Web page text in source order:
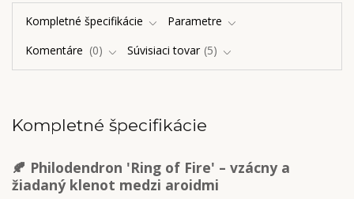
Kompletné špecifikácie
Parametre
Komentáre
0 Súvisiaci tovar 5
Kompletné špecifikácie
🍂 Philodendron 'Ring of Fire' – vzácny a
žiadaný klenot medzi aroidmi